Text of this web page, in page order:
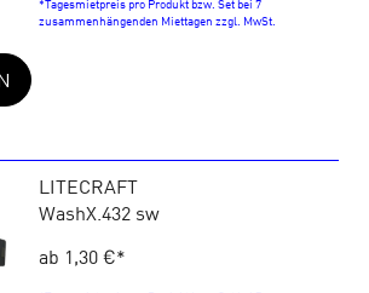
*Tagesmietpreis pro Produkt bzw. Set bei 7
zusammenhängenden Miettagen zzgl. MwSt.
LITECRAFT
WashX.432 sw
ab 1,30 €*